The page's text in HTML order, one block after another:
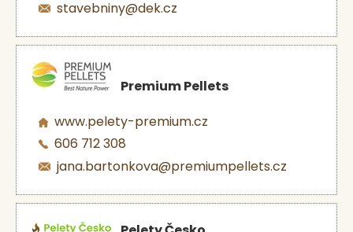
stavebniny@dek.cz
Premium Pellets
www.pelety-premium.cz
606 712 308
jana.bartonkova@premiumpellets.cz